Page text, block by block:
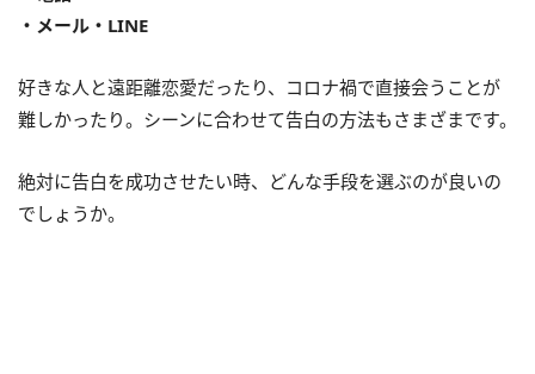
・メール・LINE
好きな人と遠距離恋愛だったり、コロナ禍で直接会うことが
難しかったり。シーンに合わせて告白の方法もさまざまです。
絶対に告白を成功させたい時、どんな手段を選ぶのが良いの
でしょうか。